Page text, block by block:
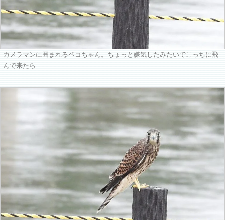
カメラマンに囲まれるペコちゃん。ちょっと嫌気したみたいでこっちに飛
んで来たら